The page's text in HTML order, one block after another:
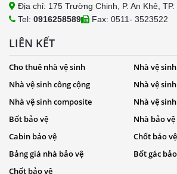
Địa chỉ: 175 Trường Chinh, P. An Khê,
Tel: 0916258589 Fax: 0511- 3523522
LIÊN KẾT
Cho thuê nhà vệ sinh
Nhà vệ
Nhà vệ sinh công cộng
Nhà vệ
Nhà vệ sinh composite
Nhà vệ
Bốt bảo vệ
Nhà bảo vệ
Cabin bảo vệ
Chốt bảo
Bảng giá nhà bảo vệ
Bốt gác
Chốt bảo vệ